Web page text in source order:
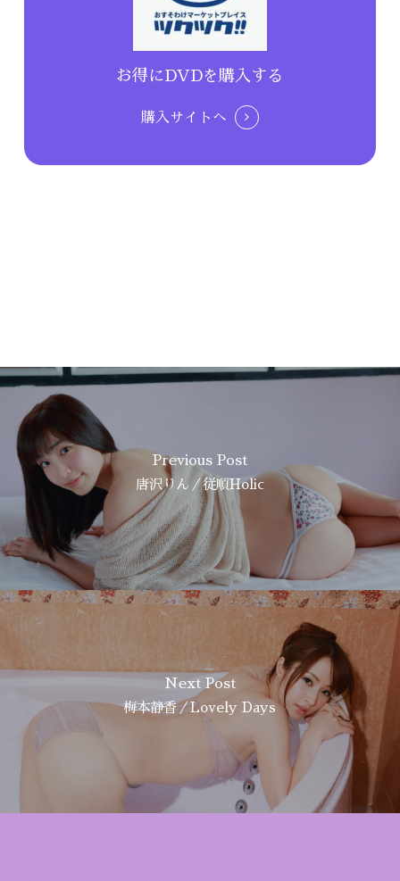
お得にDVDを購入する
購入サイトへ
Previous Post
唐沢りん／従順Holic
Next Post
梅本静香／Lovely Days